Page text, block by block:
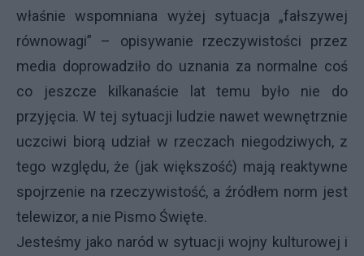
właśnie wspomniana wyżej sytuacja „fałszywej
równowagi” – opisywanie rzeczywistości przez
media doprowadziło do uznania za normalne coś
co jeszcze kilkanaście lat temu było nie do
przyjęcia. W tej sytuacji ludzie nawet wewnętrznie
uczciwi biorą udział w rzeczach niegodziwych, z
tego względu, że (jak większość) mają reaktywne
spojrzenie na rzeczywistość, a źródłem norm jest
telewizor, a nie Pismo Święte.
Jesteśmy jako naród w sytuacji wojny kulturowej i